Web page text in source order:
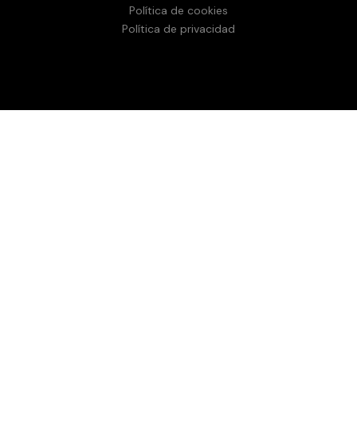
Política de cookies
Política de privacidad